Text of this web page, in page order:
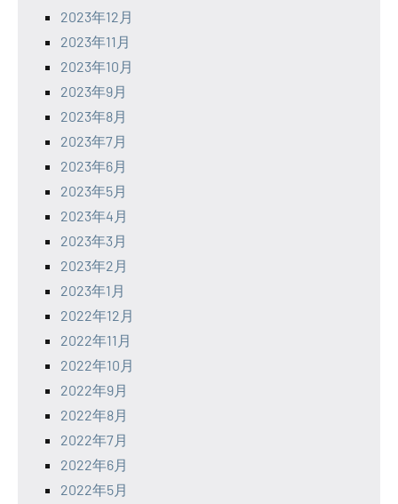
2023年12月
2023年11月
2023年10月
2023年9月
2023年8月
2023年7月
2023年6月
2023年5月
2023年4月
2023年3月
2023年2月
2023年1月
2022年12月
2022年11月
2022年10月
2022年9月
2022年8月
2022年7月
2022年6月
2022年5月